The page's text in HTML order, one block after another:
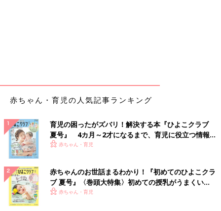
出典：Instagramアカウント「pun.i09ko」
marinaさんのお宅では、アウターやトップス、ロンパースやよ
だれかけなどを
赤ちゃん・育児の人気記事ランキング
育児の困ったがズバリ！解決する本『ひよこクラブ
夏号』 4カ月～2才になるまで、育児に役立つ情報が
いっぱい！
赤ちゃん・育児
赤ちゃんのお世話まるわかり！『初めてのひよこクラ
ブ 夏号』〈巻頭大特集〉初めての授乳がうまくい
く！ おっぱい・ミルクの基本と夏のトラブル 解決テ
赤ちゃん・育児